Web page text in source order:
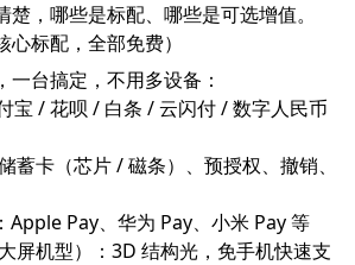
楚，哪些是标配、哪些是可选增值。
标配，全部免费）
台搞定，不用多设备：
宝 / 花呗 / 白条 / 云闪付 / 数字人民币
蓄卡（芯片 / 磁条）、预授权、撤销、
Apple Pay、华为 Pay、小米 Pay 等
屏机型）：3D 结构光，免手机快速支